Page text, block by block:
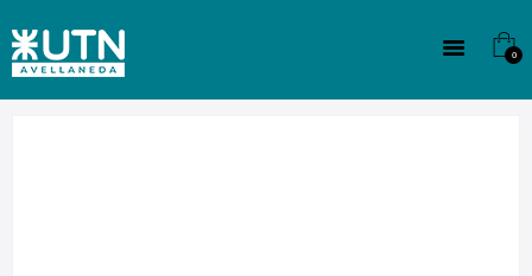
0
CULTURA